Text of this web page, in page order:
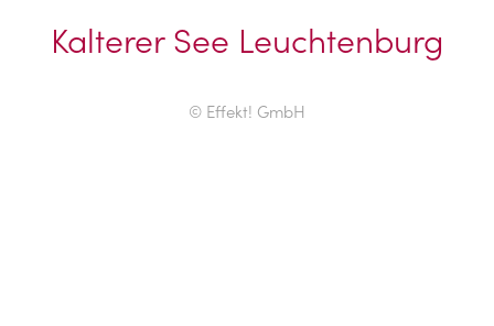
Kalterer See Leuchtenburg
© Effekt! GmbH